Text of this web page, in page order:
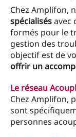
Chez Amplifon,
spécialisésavec
formés pour le
gestion des
objectif est de
offrir un
Le réseau
Chez Amplifon,
sont
personnes